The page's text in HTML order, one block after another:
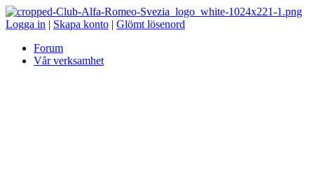
Logga in | Skapa konto | Glömt lösenord
Forum
Vår verksamhet